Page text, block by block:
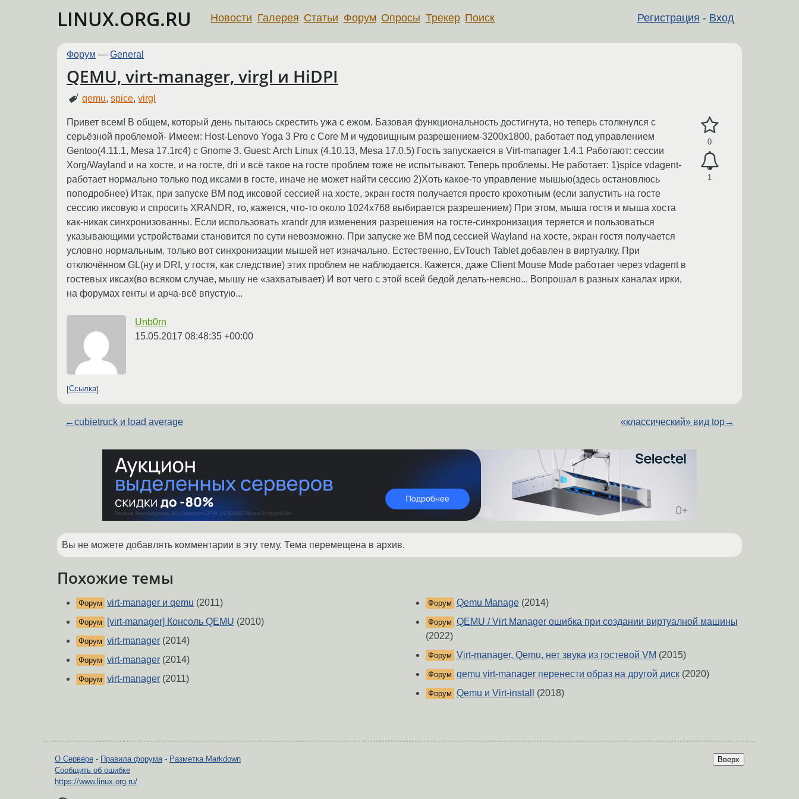
LINUX.ORG.RU Регистрация - Вход
Новости Галерея Статьи Форум Опросы Трекер Поиск
Форум — General
QEMU, virt-manager, virgl и HiDPI
qemu,spice,virgl
0
1
Привет всем! В общем, который день пытаюсь скрестить ужа с ежом. Базовая функциональность достигнута, но теперь столкнулся с
серьёзной проблемой- Имеем: Host-Lenovo Yoga 3 Pro с Core M и чудовищным разрешением-3200х1800, работает под управлением
Gentoo(4.11.1, Mesa 17.1rc4) с Gnome 3. Guest: Arch Linux (4.10.13, Mesa 17.0.5) Гость запускается в Virt-manager 1.4.1 Работают: сессии
Xorg/Wayland и на хосте, и на госте, dri и всё такое на госте проблем тоже не испытывают. Теперь проблемы. Не работает: 1)spice vdagent-
работает нормально только под иксами в госте, иначе не может найти сессию 2)Хоть какое-то управление мышью(здесь остановлюсь
поподробнее) Итак, при запуске ВМ под иксовой сессией на хосте, экран гостя получается просто крохотным (если запустить на госте
сессию иксовую и спросить XRANDR, то, кажется, что-то около 1024х768 выбирается разрешением) При этом, мыша гостя и мыша хоста
как-никак синхронизованны. Если использовать xrandr для изменения разрешения на госте-синхронизация теряется и пользоваться
указывающими устройствами становится по сути невозможно. При запуске же ВМ под сессией Wayland на хосте, экран гостя получается
условно нормальным, только вот синхронизации мышей нет изначально. Естественно, EvTouch Tablet добавлен в виртуалку. При
отключённом GL(ну и DRI, у гостя, как следствие) этих проблем не наблюдается. Кажется, даже Client Mouse Mode работает через vdagent в
гостевых иксах(во всяком случае, мышу не «захватывает) И вот чего с этой всей бедой делать-неясно... Вопрошал в разных каналах ирки,
на форумах генты и арча-всё впустую...
Unb0rn
15.05.2017 08:48:35 +00:00
Ссылка
←cubietruck и load average «классический» вид top→
Вы не можете добавлять комментарии в эту тему. Тема перемещена в архив.
Похожие темы
Форум virt-manager и qemu (2011)
Форум [virt-manager] Консоль QEMU (2010)
Форум virt-manager (2014)
Форум virt-manager (2014)
Форум virt-manager (2011)
Форум Qemu Manage(2014)
Форум QEMU / Virt Manager ошибка при создании виртуалной машины
(2022)
Форум Virt-manager, Qemu, нет звука из гостевой VM (2015)
Форум qemu virt-manager перенести образ на другой диск(2020)
Форум Qemu и Virt-install (2018)
Вверх
О Сервере - Правила форума- Разметка Markdown
Сообщить об ошибке
https://www.linux.org.ru/